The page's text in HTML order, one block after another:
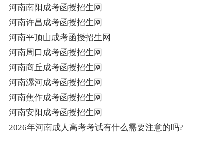
河南南阳成考函授招生网
河南许昌成考函授招生网
河南平顶山成考函授招生网
河南周口成考函授招生网
河南商丘成考函授招生网
河南漯河成考函授招生网
河南焦作成考函授招生网
河南安阳成考函授招生网
2026年河南成人高考考试有什么需要注意的吗?